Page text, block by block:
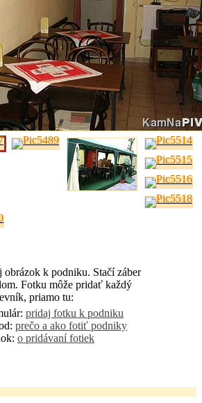
obrázok k podniku. Stačí záber
Fotku môže pridať každý
priamo tu:
pridaj fotku k podniku
prečo a ako fotiť podniky
o pridávaní fotiek